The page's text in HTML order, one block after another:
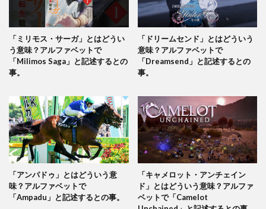
「ミリモス・サーガ」とはどうい
う意味？アルファベットで
「Milimos Saga」と記述するとの
事。
「ドリームセンド」とはどういう
意味？アルファベットで
「Dreamsend」と記述するとの
事。
「アンパドゥ」とはどういう意
味？アルファベットで
「Ampadu」と記述するとの事。
「キャメロット・アンチェイン
ド」とはどういう意味？アルファ
ベットで「Camelot